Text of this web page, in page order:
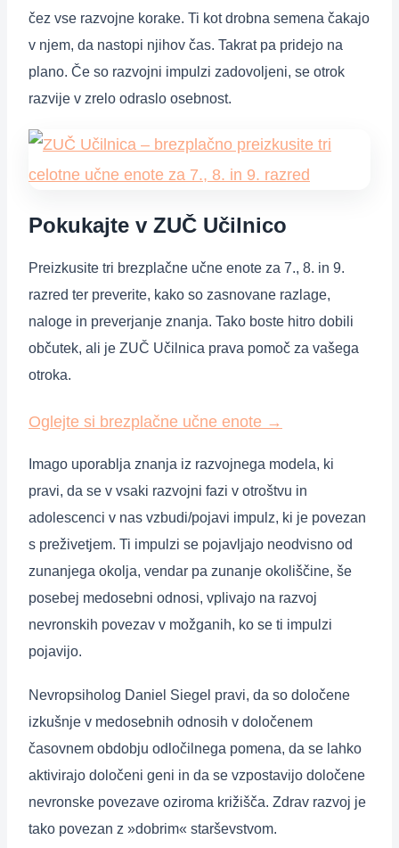
čez vse razvojne korake. Ti kot drobna semena čakajo
v njem, da nastopi njihov čas. Takrat pa pridejo na
plano. Če so razvojni impulzi zadovoljeni, se otrok
razvije v zrelo odraslo osebnost.
Pokukajte v ZUČ Učilnico
Preizkusite tri brezplačne učne enote za 7., 8. in 9.
razred ter preverite, kako so zasnovane razlage,
naloge in preverjanje znanja. Tako boste hitro dobili
občutek, ali je ZUČ Učilnica prava pomoč za vašega
otroka.
Oglejte si brezplačne učne enote →
Imago uporablja znanja iz razvojnega modela, ki
pravi, da se v vsaki razvojni fazi v otroštvu in
adolescenci v nas vzbudi/pojavi impulz, ki je povezan
s preživetjem. Ti impulzi se pojavljajo neodvisno od
zunanjega okolja, vendar pa zunanje okoliščine, še
posebej medosebni odnosi, vplivajo na razvoj
nevronskih povezav v možganih, ko se ti impulzi
pojavijo.
Nevropsiholog Daniel Siegel pravi, da so določene
izkušnje v medosebnih odnosih v določenem
časovnem obdobju odločilnega pomena, da se lahko
aktivirajo določeni geni in da se vzpostavijo določene
nevronske povezave oziroma križišča. Zdrav razvoj je
tako povezan z »dobrim« starševstvom.